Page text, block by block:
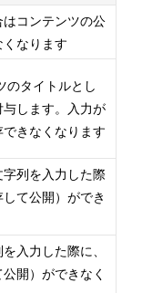
コンテンツの公
なります
のタイトルとし
します。入力が
きなくなります
列を入力した際
て公開）ができ
入力した際に、
開）ができなく